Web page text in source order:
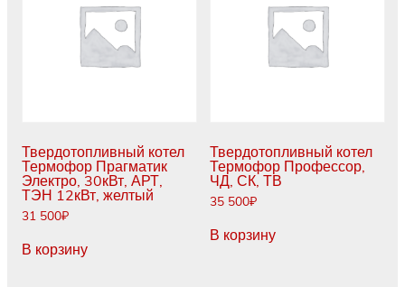
Твердотопливный котел
Термофор Прагматик
Электро, 30кВт, АРТ,
ТЭН 12кВт, желтый
31 500₽
В корзину
Твердотопливный котел
Термофор Профессор,
ЧД, СК, ТВ
35 500₽
В корзину